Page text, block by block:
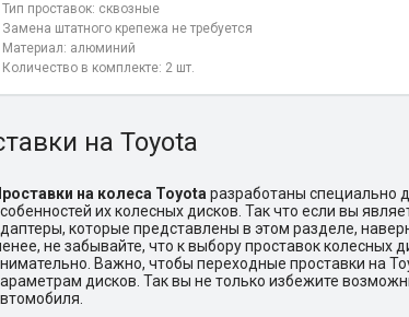
Тип проставок: сквозные
Замена штатного крепежа не требуется
Материал: алюминий
Количество в комплекте: 2 шт.
на Toyota
на колеса Toyota разработаны специально
их колесных дисков. Так что если вы
которые представлены в этом разделе,
не забывайте, что к выбору проставок колесных
Важно, чтобы переходные проставки на
дисков. Так вы не только избежите